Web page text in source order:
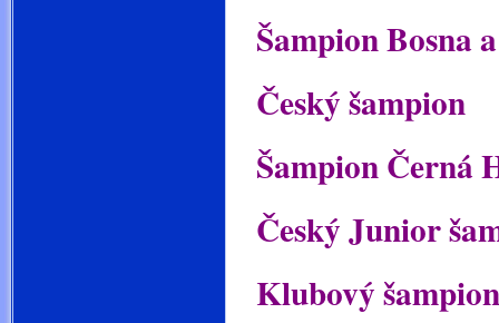
Šampion Bosna
Český šampion
Šampion Černá
Český Junior
Klubový